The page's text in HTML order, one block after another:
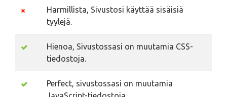
Harmillista, Sivustosi käyttää sisäisiä
tyylejä.
Hienoa, Sivustossasi on muutamia CSS-
tiedostoja.
Perfect, sivustossasi on muutamia